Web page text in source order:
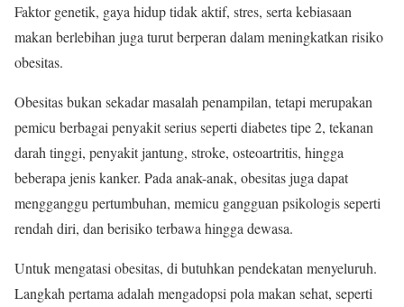
Faktor genetik, gaya hidup tidak aktif, stres, serta kebiasaan
makan berlebihan juga turut berperan dalam meningkatkan risiko
obesitas.
Obesitas bukan sekadar masalah penampilan, tetapi merupakan
pemicu berbagai penyakit serius seperti diabetes tipe 2, tekanan
darah tinggi, penyakit jantung, stroke, osteoartritis, hingga
beberapa jenis kanker. Pada anak-anak, obesitas juga dapat
mengganggu pertumbuhan, memicu gangguan psikologis seperti
rendah diri, dan berisiko terbawa hingga dewasa.
Untuk mengatasi obesitas, di butuhkan pendekatan menyeluruh.
Langkah pertama adalah mengadopsi pola makan sehat, seperti